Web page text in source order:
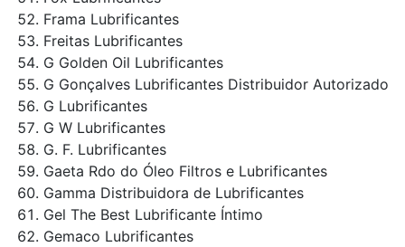
Frama Lubrificantes
Freitas Lubrificantes
G Golden Oil Lubrificantes
G Gonçalves Lubrificantes Distribuidor Autorizado
G Lubrificantes
G W Lubrificantes
G. F. Lubrificantes
Gaeta Rdo do Óleo Filtros e Lubrificantes
Gamma Distribuidora de Lubrificantes
Gel The Best Lubrificante Íntimo
Gemaco Lubrificantes